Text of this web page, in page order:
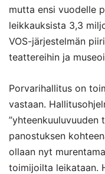
mutta ensi vuodelle
leikkauksista 3,3
VOS-järjestelmän
teattereihin ja
Porvarihallitus on
vastaan.
”yhteenkuuluvuuden
panostuksen
ollaan nyt
toimijoilta leikataan.